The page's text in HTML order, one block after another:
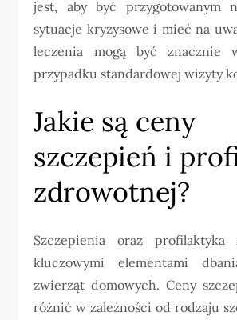
jest, aby być przygotowanym
sytuacje kryzysowe i mieć na
leczenia mogą być znacznie
przypadku standardowej wizyty
Jakie są ceny
szczepień i
zdrowotnej?
Szczepienia oraz profilaktyka
kluczowymi elementami
zwierząt domowych. Ceny
różnić w zależności od rodzaju